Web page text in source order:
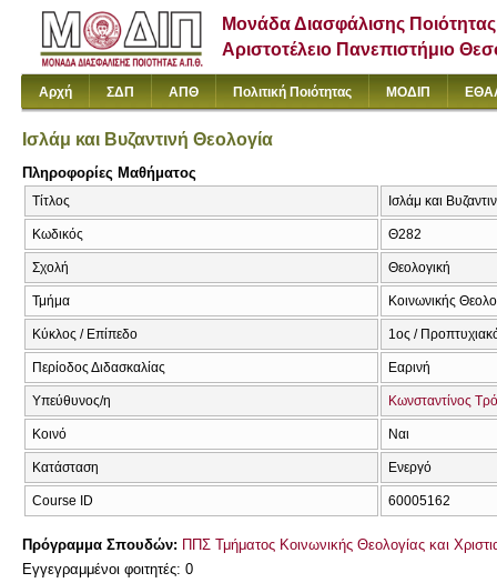
Μονάδα Διασφάλισης Ποιότητας
Αριστοτέλειο Πανεπιστήμιο
Αρχή ΣΔΠ ΑΠΘ Πολιτική Ποιότητας ΜΟΔΙΠ
Ισλάμ και Βυζαντινή Θεολογία
Πληροφορίες Μαθήματος
Τίτλος Ισλάμ και
Κωδικός Θ282
Σχολή Θεολογική
Τμήμα Κοινωνικής
Κύκλος / Επίπεδο 1ος /
Περίοδος Διδασκαλίας Εαρινή
Υπεύθυνος/η Κωνσταντίνος
Κοινό Ναι
Κατάσταση Ενεργό
Course ID 60005162
Πρόγραμμα Σπουδών: ΠΠΣ Τμήματος Κοινωνικής Θεολογίας και
Εγγεγραμμένοι φοιτητές: 0